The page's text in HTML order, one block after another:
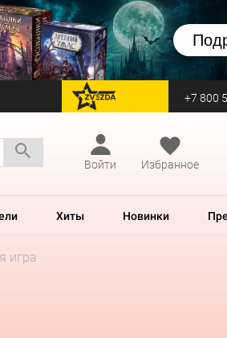
перейти на Zvezda +7 800
Войти
Избранное
Хиты Новинки
игра